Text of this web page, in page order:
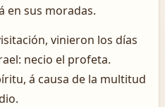
en sus moradas.
vinieron los días
necio el profeta.
á causa de la multitud